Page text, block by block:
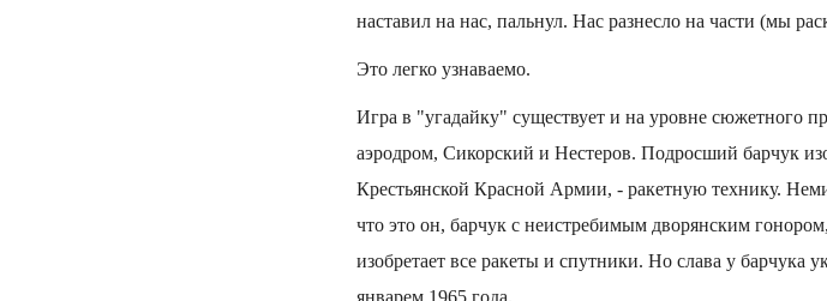
наставил на нас, пальнул. Нас разнесло на части (мы
Это легко узнаваемо.
Игра в "угадайку" существует и на уровне сюжетного
аэродром, Сикорский и Нестеров. Подросший барчук
Крестьянской Красной Армии, - ракетную технику.
что это он, барчук с неистребимым дворянским
изобретает все ракеты и спутники. Но слава у барчука
январем 1965 года.